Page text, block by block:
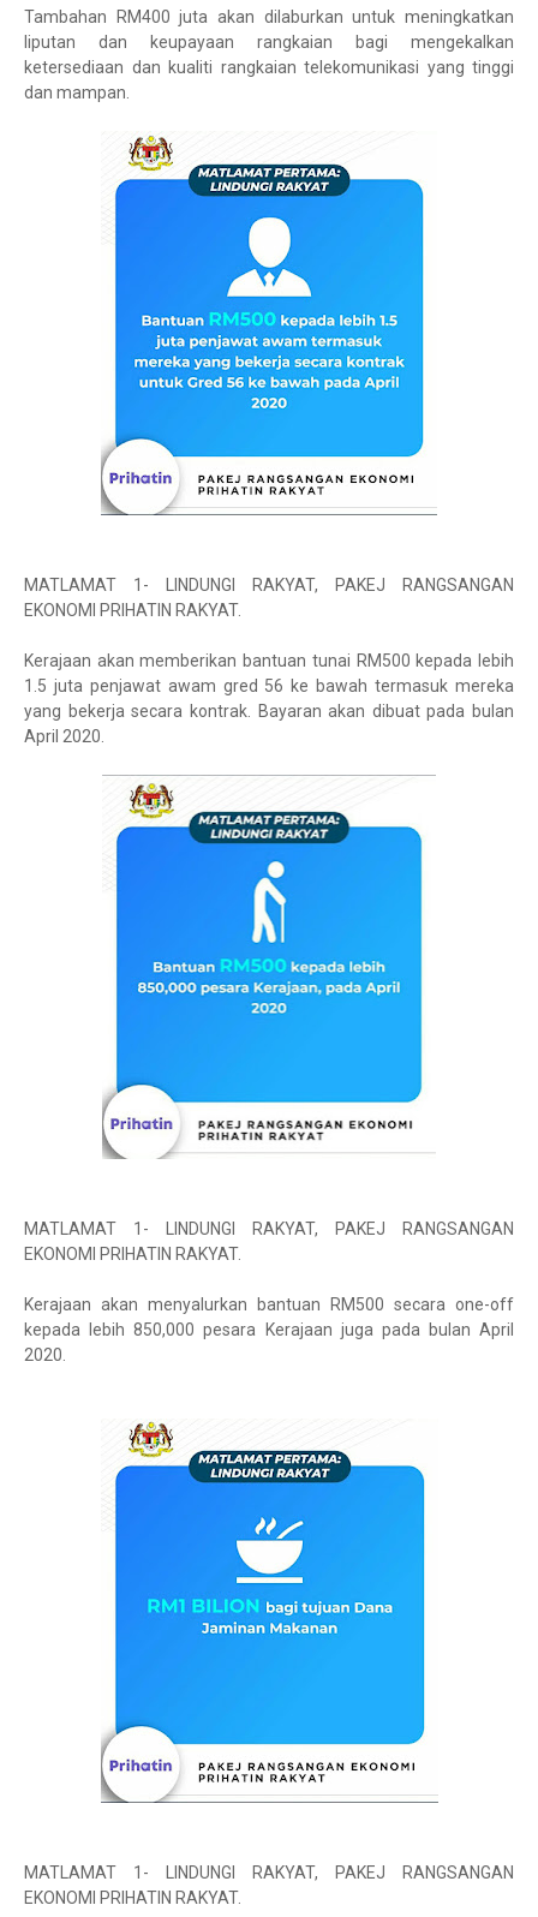
Tambahan RM400 juta akan dilaburkan untuk meningkatkan
liputan dan keupayaan rangkaian bagi mengekalkan
ketersediaan dan kualiti rangkaian telekomunikasi yang tinggi
dan mampan.
MATLAMAT 1- LINDUNGI RAKYAT, PAKEJ RANGSANGAN
EKONOMI PRIHATIN RAKYAT.
Kerajaan akan memberikan bantuan tunai RM500 kepada lebih
1.5 juta penjawat awam gred 56 ke bawah termasuk mereka
yang bekerja secara kontrak. Bayaran akan dibuat pada bulan
April 2020.
MATLAMAT 1- LINDUNGI RAKYAT, PAKEJ RANGSANGAN
EKONOMI PRIHATIN RAKYAT.
Kerajaan akan menyalurkan bantuan RM500 secara one-off
kepada lebih 850,000 pesara Kerajaan juga pada bulan April
2020.
MATLAMAT 1- LINDUNGI RAKYAT, PAKEJ RANGSANGAN
EKONOMI PRIHATIN RAKYAT.